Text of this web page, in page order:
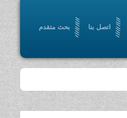
اتصل بنا بحث متقدم